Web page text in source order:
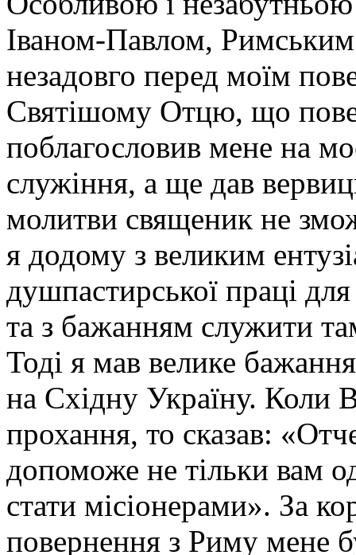
Іваном-Павлом,
незадовго перед моїм
Святішому Отцю, що
поблагословив мене на
служіння, а ще дав
молитви священик не
я додому з великим
душпастирської праці для
та з бажанням служити
Тоді я мав велике
на Східну Україну. Коли
прохання, то сказав:
допоможе не тільки вам
стати місіонерами». За
повернення з Риму мене